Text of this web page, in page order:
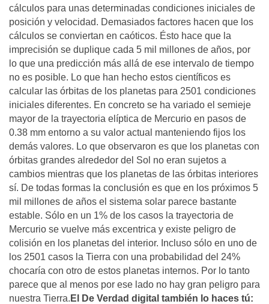
cálculos para unas determinadas condiciones iniciales de
posición y velocidad. Demasiados factores hacen que los
cálculos se conviertan en caóticos. Ésto hace que la
imprecisión se duplique cada 5 mil millones de años, por
lo que una predicción más allá de ese intervalo de tiempo
no es posible. Lo que han hecho estos científicos es
calcular las órbitas de los planetas para 2501 condiciones
iniciales diferentes. En concreto se ha variado el semieje
mayor de la trayectoria elíptica de Mercurio en pasos de
0.38 mm entorno a su valor actual manteniendo fijos los
demás valores. Lo que observaron es que los planetas con
órbitas grandes alrededor del Sol no eran sujetos a
cambios mientras que los planetas de las órbitas interiores
sí. De todas formas la conclusión es que en los próximos 5
mil millones de años el sistema solar parece bastante
estable. Sólo en un 1% de los casos la trayectoria de
Mercurio se vuelve más excentrica y existe peligro de
colisión en los planetas del interior. Incluso sólo en uno de
los 2501 casos la Tierra con una probabilidad del 24%
chocaría con otro de estos planetas internos. Por lo tanto
parece que al menos por ese lado no hay gran peligro para
nuestra Tierra. El De Verdad digital también lo haces tú: